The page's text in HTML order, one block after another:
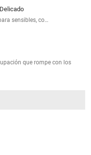
sensibles, co…
que rompe con los